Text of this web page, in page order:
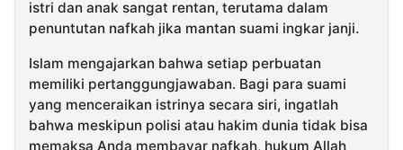
istri dan anak sangat rentan, terutama dalam
penuntutan nafkah jika mantan suami ingkar janji.
Islam mengajarkan bahwa setiap perbuatan
memiliki pertanggungjawaban. Bagi para suami
yang menceraikan istrinya secara siri, ingatlah
bahwa meskipun polisi atau hakim dunia tidak bisa
memaksa Anda membayar nafkah, hukum Allah